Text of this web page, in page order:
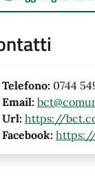
Telefono: 0744
Email:
Url: https://
Facebook: